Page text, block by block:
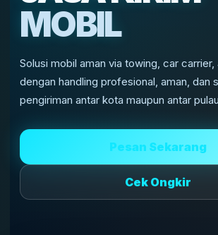
Tentang
Cek Resi
MOBIL
Solusi mobil aman via towing, car
dengan handling profesional, aman, dan
pengiriman antar kota maupun antar
Pesan Sekarang
Cek Ongkir